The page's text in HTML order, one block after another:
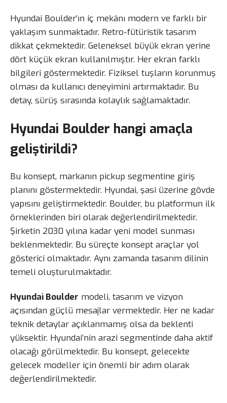
Hyundai Boulder’ın iç mekânı modern ve farklı bir
yaklaşım sunmaktadır. Retro-fütüristik tasarım
dikkat çekmektedir. Geleneksel büyük ekran yerine
dört küçük ekran kullanılmıştır. Her ekran farklı
bilgileri göstermektedir. Fiziksel tuşların korunmuş
olması da kullanıcı deneyimini artırmaktadır. Bu
detay, sürüş sırasında kolaylık sağlamaktadır.
Hyundai Boulder hangi amaçla
geliştirildi?
Bu konsept, markanın pickup segmentine giriş
planını göstermektedir. Hyundai, şasi üzerine gövde
yapısını geliştirmektedir. Boulder, bu platformun ilk
örneklerinden biri olarak değerlendirilmektedir.
Şirketin 2030 yılına kadar yeni model sunması
beklenmektedir. Bu süreçte konsept araçlar yol
gösterici olmaktadır. Aynı zamanda tasarım dilinin
temeli oluşturulmaktadır.
Hyundai Boulder modeli, tasarım ve vizyon
açısından güçlü mesajlar vermektedir. Her ne kadar
teknik detaylar açıklanmamış olsa da beklenti
yüksektir. Hyundai’nin arazi segmentinde daha aktif
olacağı görülmektedir. Bu konsept, gelecekte
gelecek modeller için önemli bir adım olarak
değerlendirilmektedir.